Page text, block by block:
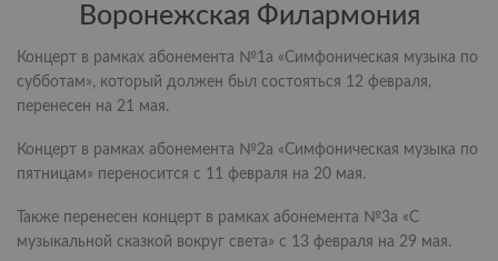
Воронежская Филармония
Концерт в рамках абонемента №1а «Симфоническая музыка по
субботам», который должен был состояться 12 февраля,
перенесен на 21 мая.
Концерт в рамках абонемента №2а «Симфоническая музыка по
пятницам» переносится с 11 февраля на 20 мая.
Также перенесен концерт в рамках абонемента №3а «С
музыкальной сказкой вокруг света» с 13 февраля на 29 мая.